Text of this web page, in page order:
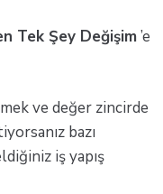
Tek Şey Değişim’e
ve değer zincirde
bazı
iş yapış